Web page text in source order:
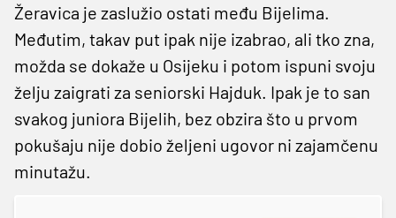
Žeravica je zaslužio ostati među Bijelima.
Međutim, takav put ipak nije izabrao, ali tko zna,
možda se dokaže u Osijeku i potom ispuni svoju
želju zaigrati za seniorski Hajduk. Ipak je to san
svakog juniora Bijelih, bez obzira što u prvom
pokušaju nije dobio željeni ugovor ni zajamčenu
minutažu.